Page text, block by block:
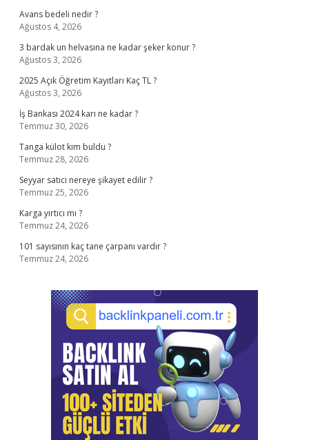
Avans bedeli nedir ?
Ağustos 4, 2026
3 bardak un helvasına ne kadar şeker konur ?
Ağustos 3, 2026
2025 Açık Öğretim Kayıtları Kaç TL ?
Ağustos 3, 2026
İş Bankası 2024 karı ne kadar ?
Temmuz 30, 2026
Tanga külot kim buldu ?
Temmuz 28, 2026
Seyyar satıcı nereye şikayet edilir ?
Temmuz 25, 2026
Karga yırtıcı mı ?
Temmuz 24, 2026
101 sayısının kaç tane çarpanı vardır ?
Temmuz 24, 2026